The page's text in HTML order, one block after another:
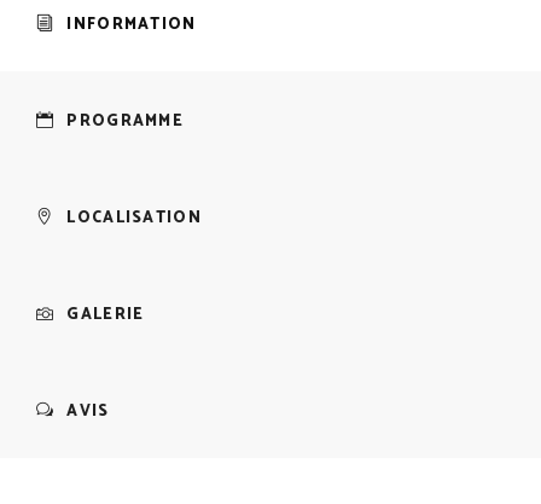
INFORMATION
PROGRAMME
LOCALISATION
GALERIE
AVIS